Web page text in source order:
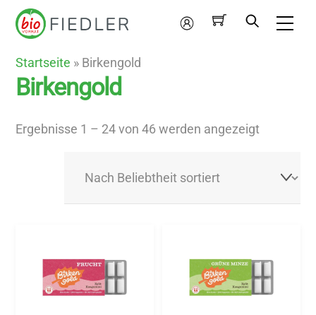
Skip
Mein
Startseite » Birkengold
Birkengold
Ergebnisse 1 – 24 von 46 werden angezeigtNach